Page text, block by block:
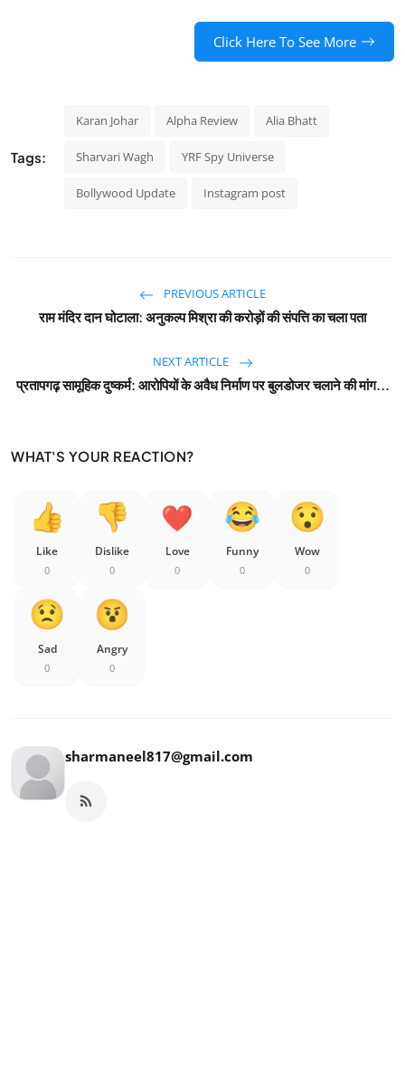
Click Here To See More
Tags:
Karan Johar Alpha Review Alia Bhatt
Sharvari Wagh YRF Spy Universe
Bollywood Update Instagram post
PREVIOUS ARTICLE
राम मंदिर दान घोटाला: अनुकल्प मिश्रा की करोड़ों की संपत्ति का चला पता
NEXT ARTICLE
प्रतापगढ़ सामूहिक दुष्कर्म: आरोपियों के अवैध निर्माण पर बुलडोजर चलाने की मांग...
WHAT'S YOUR REACTION?
Like
0
Dislike
0
Love
0
Funny
0
Wow
0
Sad
0
Angry
0
sharmaneel817@gmail.com